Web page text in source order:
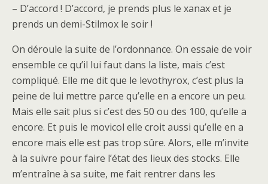
– D’accord ! D’accord, je prends plus le xanax et je
prends un demi-Stilmox le soir !
On déroule la suite de l’ordonnance. On essaie de voir
ensemble ce qu’il lui faut dans la liste, mais c’est
compliqué. Elle me dit que le levothyrox, c’est plus la
peine de lui mettre parce qu’elle en a encore un peu.
Mais elle sait plus si c’est des 50 ou des 100, qu’elle a
encore. Et puis le movicol elle croit aussi qu’elle en a
encore mais elle est pas trop sûre. Alors, elle m’invite
à la suivre pour faire l’état des lieux des stocks. Elle
m’entraîne à sa suite, me fait rentrer dans les